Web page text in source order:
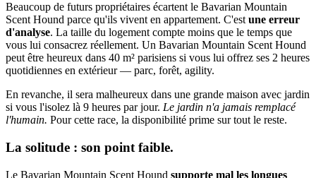
Beaucoup de futurs propriétaires écartent le Bavarian Mountain
Scent Hound parce qu'ils vivent en appartement. C'estune erreur
d'analyse. La taille du logement compte moins que le temps que
vous lui consacrez réellement. Un Bavarian Mountain Scent Hound
peut être heureux dans 40 m² parisiens si vous lui offrez ses 2 heures
quotidiennes en extérieur — parc, forêt, agility.
En revanche, il sera malheureux dans une grande maison avec jardin
si vous l'isolez là 9 heures par jour. Le jardin n'a jamais remplacé
l'humain. Pour cette race, la disponibilité prime sur tout le reste.
La solitude : son point faible.
Le Bavarian Mountain Scent Hound supporte mal les longues